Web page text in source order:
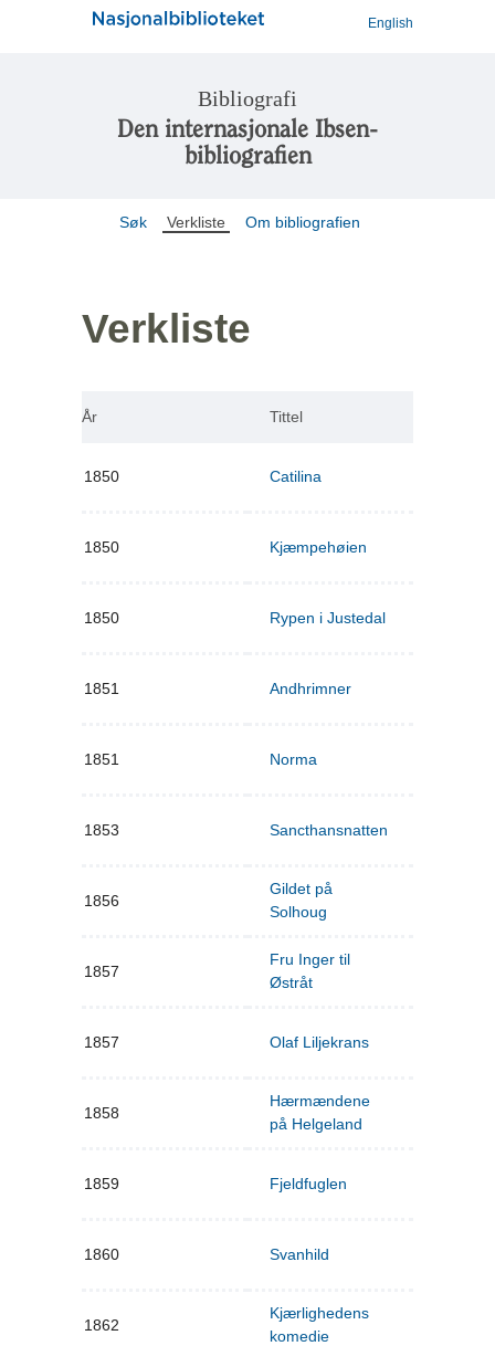
English
Bibliografi
Den internasjonale Ibsen-
bibliografien
Søk Verkliste Om bibliografien
Verkliste
År Tittel
1850 Catilina
1850 Kjæmpehøien
1850 Rypen i Justedal
1851 Andhrimner
1851 Norma
1853 Sancthansnatten
1856
Gildet på
Solhoug
1857
Fru Inger til
Østråt
1857 Olaf Liljekrans
1858
Hærmændene
på Helgeland
1859 Fjeldfuglen
1860 Svanhild
1862
Kjærlighedens
komedie